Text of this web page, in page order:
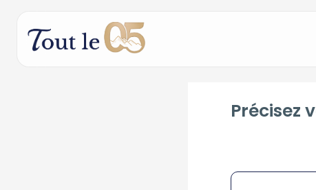
Précisez